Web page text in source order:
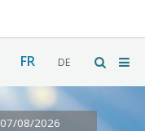
FR DE
07/08/2026